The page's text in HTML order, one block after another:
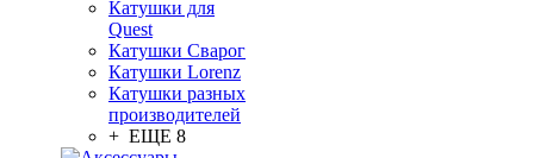
Катушки для
Quest
Катушки Сварог
Катушки Lorenz
Катушки разных
производителей
+ ЕЩЕ 8